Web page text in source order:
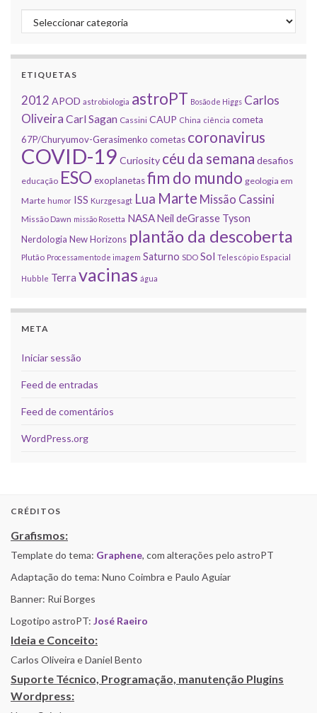
Categorias
ETIQUETAS
2012 APOD astrobiologia astroPT Bosão de Higgs Carlos
Oliveira Carl Sagan Cassini CAUP China ciência cometa
67P/Churyumov-Gerasimenko cometas coronavirus
COVID-19 Curiosity céu da semana desafios
educação ESOexoplanetasfim do mundo geologia em
Marte humor ISS Kurzgesagt Lua Marte Missão Cassini
Missão Dawn missão Rosetta NASANeil deGrasse Tyson
Nerdologia New Horizons plantão da descoberta
Plutão Processamento de imagem Saturno SDO Sol Telescópio Espacial
Hubble Terra vacinas água
META
Iniciar sessão
Feed de entradas
Feed de comentários
WordPress.org
CRÉDITOS
Grafismos:
Template do tema: Graphene, com alterações pelo astroPT
Adaptação do tema: Nuno Coimbra e Paulo Aguiar
Banner: Rui Borges
Logotipo astroPT: José Raeiro
Ideia e Conceito:
Carlos Oliveira e Daniel Bento
Suporte Técnico, Programação, manutenção Plugins
Wordpress: